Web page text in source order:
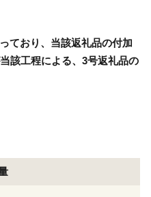
ており、当該返礼品の付加
該工程による、3号返礼品の